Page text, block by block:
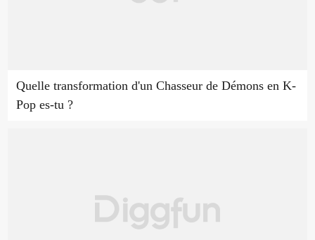
Quelle transformation d'un Chasseur de Démons en K-
Pop es-tu ?